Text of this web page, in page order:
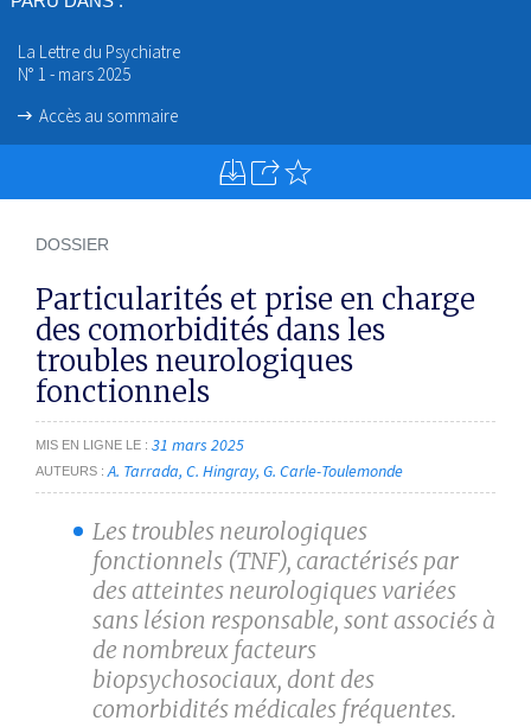
La Lettre du Psychiatre
N° 1 - mars 2025
Accès au sommaire
DOSSIER
Particularités et prise en charge
des comorbidités dans les
troubles neurologiques
fonctionnels
MIS EN LIGNE LE 31 mars 2025
AUTEURS A. Tarrada C. Hingray G. Carle-Toulemonde
Les troubles neurologiques
fonctionnels (TNF), caractérisés par
des atteintes neurologiques variées
sans lésion responsable, sont associés à
de nombreux facteurs
biopsychosociaux, dont des
comorbidités médicales fréquentes.